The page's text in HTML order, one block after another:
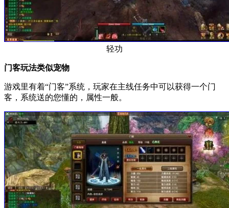
轻功
门客玩法类似宠物
游戏里有着“门客”系统，玩家在主线任务中可以获得一个门
客，系统送的您懂的，属性一般。